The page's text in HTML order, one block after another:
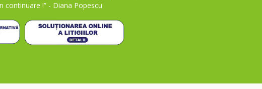
continuare !” - Diana Popescu